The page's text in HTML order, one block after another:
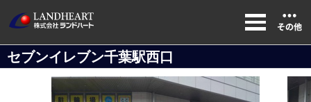
セブンイレブン千葉駅西口